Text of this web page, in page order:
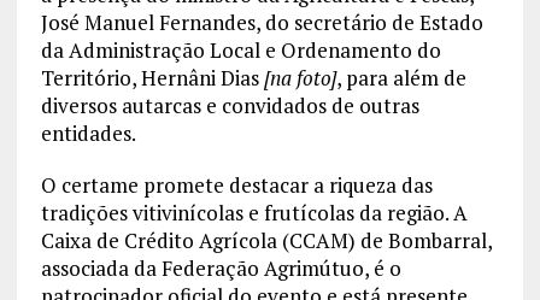
José Manuel Fernandes, do secretário de Estado
da Administração Local e Ordenamento do
Território, Hernâni Dias[na foto], para além de
diversos autarcas e convidados de outras
entidades.
O certame promete destacar a riqueza das
tradições vitivinícolas e frutícolas da região. A
Caixa de Crédito Agrícola (CCAM) de Bombarral,
associada da Federação Agrimútuo, é o